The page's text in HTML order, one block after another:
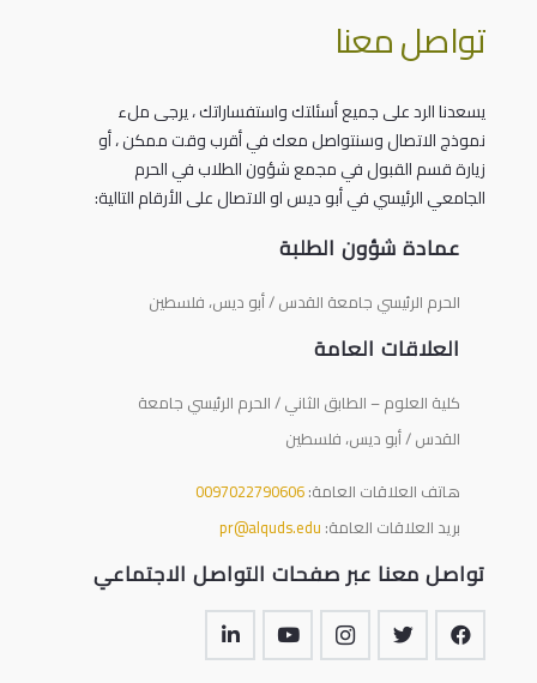
تواصل معنا
يسعدنا الرد على جميع أسئلتك واستفساراتك ، يرجى ملء
نموذج الاتصال وسنتواصل معك في أقرب وقت ممكن ، أو
زيارة قسم القبول في مجمع شؤون الطلاب في الحرم
الجامعي الرئيسي في أبو ديس او الاتصال على الأرقام التالية:
عمادة شؤون الطلبة
الحرم الرئيسي جامعة القدس / أبو ديس، فلسطين
العلاقات العامة
كلية العلوم – الطابق الثاني / الحرم الرئيسي جامعة
القدس / أبو ديس، فلسطين
هاتف العلاقات العامة:0097022790606
بريد العلاقات العامة: pr@alquds.edu
تواصل معنا عبر صفحات التواصل الاجتماعي